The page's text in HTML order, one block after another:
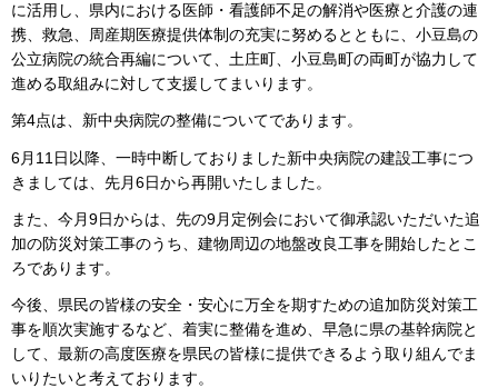
に活用し、県内における医師・看護師不足の解消や医療と介護の連
携、救急、周産期医療提供体制の充実に努めるとともに、小豆島の
公立病院の統合再編について、土庄町、小豆島町の両町が協力して
進める取組みに対して支援してまいります。
第4点は、新中央病院の整備についてであります。
6月11日以降、一時中断しておりました新中央病院の建設工事につ
きましては、先月6日から再開いたしました。
また、今月9日からは、先の9月定例会において御承認いただいた追
加の防災対策工事のうち、建物周辺の地盤改良工事を開始したとこ
ろであります。
今後、県民の皆様の安全・安心に万全を期すための追加防災対策工
事を順次実施するなど、着実に整備を進め、早急に県の基幹病院と
して、最新の高度医療を県民の皆様に提供できるよう取り組んでま
いりたいと考えております。